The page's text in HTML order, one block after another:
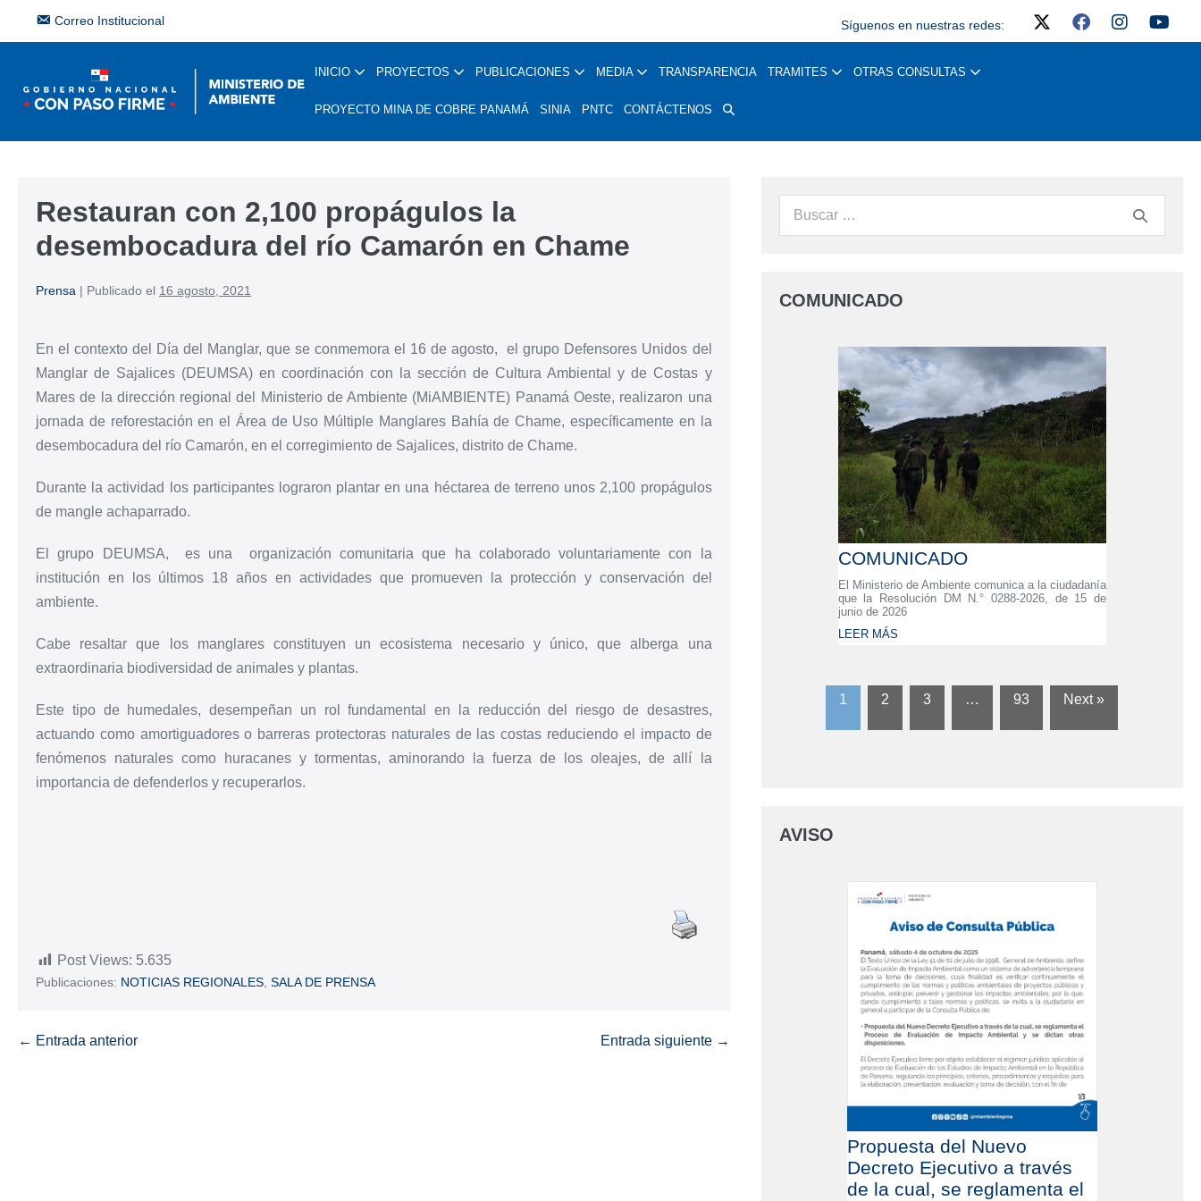
Correo Institucional Síguenos en nuestras redes:
INICIO PROYECTOS PUBLICACIONES MEDIA TRANSPARENCIA TRAMITES OTRAS CONSULTAS
PROYECTO MINA DE COBRE PANAMÁ SINIA PNTC CONTÁCTENOS
Restauran con 2,100 propágulos la
desembocadura del río Camarón en Chame
Prensa | Publicado el 16 agosto, 2021
En el contexto del Día del Manglar, que se conmemora el 16 de agosto, el grupo Defensores Unidos del
Manglar de Sajalices (DEUMSA) en coordinación con la sección de Cultura Ambiental y de Costas y
Mares de la dirección regional del Ministerio de Ambiente (MiAMBIENTE) Panamá Oeste, realizaron una
jornada de reforestación en el Área de Uso Múltiple Manglares Bahía de Chame, específicamente en la
desembocadura del río Camarón, en el corregimiento de Sajalices, distrito de Chame.
Durante la actividad los participantes lograron plantar en una héctarea de terreno unos 2,100 propágulos
de mangle achaparrado.
El grupo DEUMSA, es una organización comunitaria que ha colaborado voluntariamente con la
institución en los últimos 18 años en actividades que promueven la protección y conservación del
ambiente.
Cabe resaltar que los manglares constituyen un ecosistema necesario y único, que alberga una
extraordinaria biodiversidad de animales y plantas.
Este tipo de humedales, desempeñan un rol fundamental en la reducción del riesgo de desastres,
actuando como amortiguadores o barreras protectoras naturales de las costas reduciendo el impacto de
fenómenos naturales como huracanes y tormentas, aminorando la fuerza de los oleajes, de allí la
importancia de defenderlos y recuperarlos.
Post Views: 5.635
Publicaciones: NOTICIAS REGIONALES SALA DE PRENSA
← Entrada anterior Entrada siguiente →
COMUNICADO
COMUNICADO
El Ministerio de Ambiente comunica a la ciudadanía
que la Resolución DM N.° 0288-2026, de 15 de
junio de 2026
LEER MÁS
1 2 3 … 93 Next »
AVISO
Propuesta del Nuevo
Decreto Ejecutivo a través
de la cual, se reglamenta el